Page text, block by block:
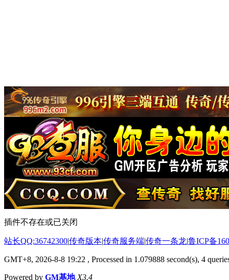
插件不存在或已关闭
站长QQ:36742300|传奇版本|传奇服务端|传奇一条龙|鲁ICP备
GMT+8, 2026-8-8 19:22 , Processed in 1.079888 second(s), 4
Powered by GM基地 X3.4